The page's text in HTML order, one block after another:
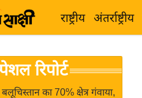
राष्ट्रीय अंतर्राष्ट्रीय
रिपोर्ट
बलूचिस्तान का 70% क्षेत्र गंवाया,